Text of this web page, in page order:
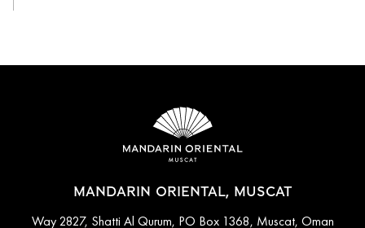
MANDARIN ORIENTAL, MUSCAT
Way 2827, Shatti Al Qurum, PO Box 1368, Muscat, Oman